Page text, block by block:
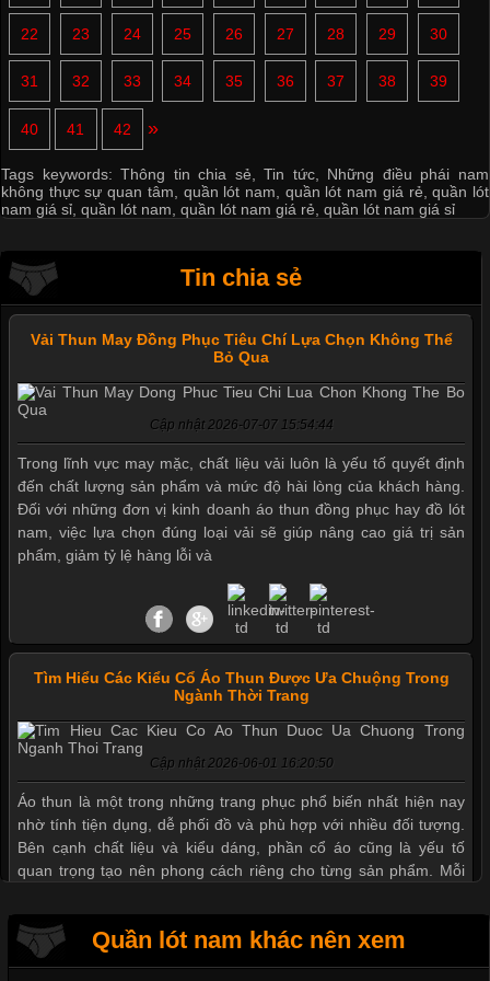
22 23 24 25 26 27 28 29 30
31 32 33 34 35 36 37 38 39
40 41 42 »
Tags keywords:Thông tin chia sẻ,Tin tức, Những điều phái nam
không thực sự quan tâm, quần lót nam, quần lót nam giá rẻ,quần lót
nam giá sỉ, quần lót nam, quần lót nam giá rẻ, quần lót nam giá sỉ
Tin chia sẻ
Vải Thun May Đồng Phục Tiêu Chí Lựa Chọn Không Thể
Bỏ Qua
Cập nhật 2026-07-07 15:54:44
Trong lĩnh vực may mặc, chất liệu vải luôn là yếu tố quyết định
đến chất lượng sản phẩm và mức độ hài lòng của khách hàng.
Đối với những đơn vị kinh doanh áo thun đồng phục hay đồ lót
nam, việc lựa chọn đúng loại vải sẽ giúp nâng cao giá trị sản
phẩm, giảm tỷ lệ hàng lỗi và
Tìm Hiểu Các Kiểu Cổ Áo Thun Được Ưa Chuộng Trong
Ngành Thời Trang
Cập nhật 2026-06-01 16:20:50
Áo thun là một trong những trang phục phổ biến nhất hiện nay
nhờ tính tiện dụng, dễ phối đồ và phù hợp với nhiều đối tượng.
Bên cạnh chất liệu và kiểu dáng, phần cổ áo cũng là yếu tố
quan trọng tạo nên phong cách riêng cho từng sản phẩm. Mỗi
Quần lót nam khác nên xem
Mẫu quần short quần lót nam nữ hè thu 2017
Thị hiều quần lót nam bơi lội nam và nữ 2017
Xu hướng thời trang trẻ và quần lót nam giá sỉ
Giặt và bảo quản quần lót nam đúng cách